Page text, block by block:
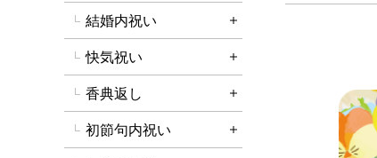
結婚内祝い
詳細を開く
快気祝い
詳細を開く
香典返し
詳細を開く
初節句内祝い
詳細を開く